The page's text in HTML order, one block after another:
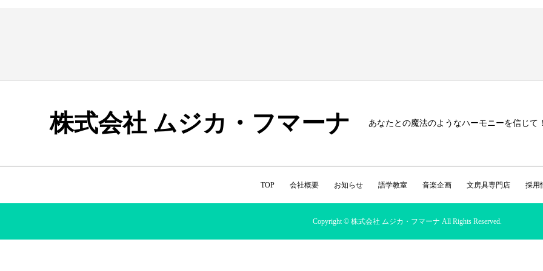
株式会社 ムジカ・フマーナ あなたとの魔法のようなハーモニーを信じて
TOP 会社概要 お知らせ 語学教室 音楽企画 文房具専門店 採用
Copyright © 株式会社 ムジカ・フマーナ All Rights Reserved.